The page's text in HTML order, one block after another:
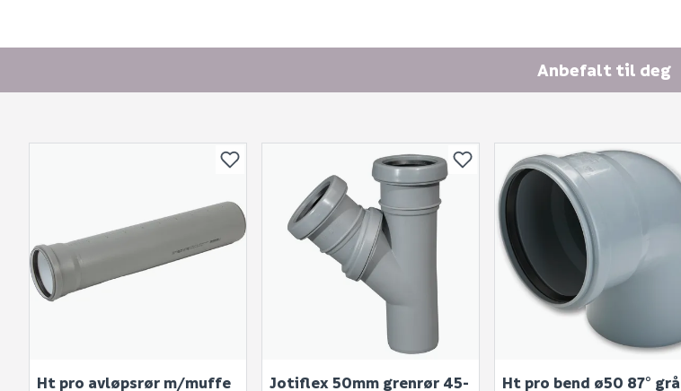
Anbefalt til deg
Ht pro avløpsrør m/muffe
Jotiflex 50mm grenrør 45-
Ht pro bend ø50 87° grå